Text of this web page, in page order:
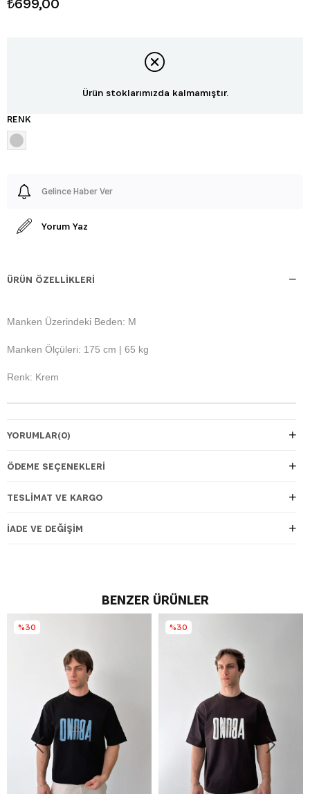
Ürün stoklarımızda kalmamıştır.
RENK
Gelince Haber Ver
Yorum Yaz
ÜRÜN ÖZELLIKLERI
Manken Üzerindeki Beden: M
Manken Ölçüleri: 175 cm | 65 kg
Renk: Krem
YORUMLAR(0)
ÖDEME SEÇENEKLERI
TESLIMAT VE KARGO
İADE VE DEĞIŞIM
BENZER ÜRÜNLER
%30 %30